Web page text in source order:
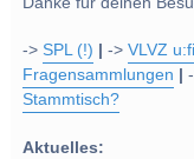
->SPL (!) ->VLVZ
Fragensammlungen
Stammtisch?
Aktuelles: